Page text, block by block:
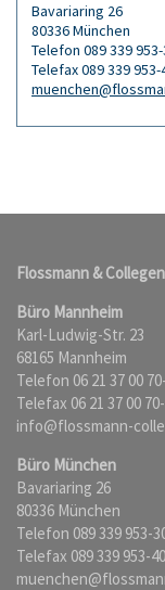
Bavariaring 26
80336 München
Telefon 089 339
Telefax 089 339 953-
Flossmann & Collegen
Büro Mannheim
Karl-Ludwig-Str. 23
68165 Mannheim
Telefon 06 21 37 00
Telefax 06 21 37 00
info@flossmann-
Büro München
Bavariaring 26
80336 München
Telefon 089 339 953-
Telefax 089 339 953-40